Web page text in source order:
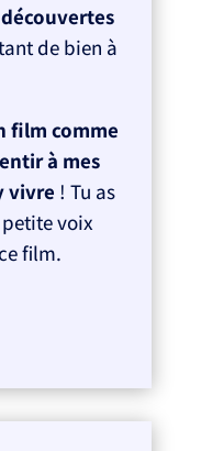
de bien à
film comme
à mes
vivre ! Tu as
voix
film.